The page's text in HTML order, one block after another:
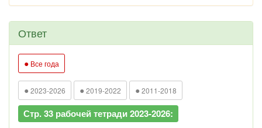
Ответ
● Все года
● 2023-2026 ● 2019-2022 ● 2011-2018
Стр. 33 рабочей тетради 2023-2026: